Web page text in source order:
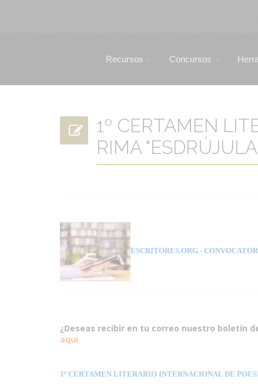
Recursos Concursos
1º CERTAMEN
RIMA
ESCRITORES.ORG -
¿Deseas recibir en tu correo nuestro boletín
aqui
1º CERTAMEN LITERARIO INTERNACIONAL DE